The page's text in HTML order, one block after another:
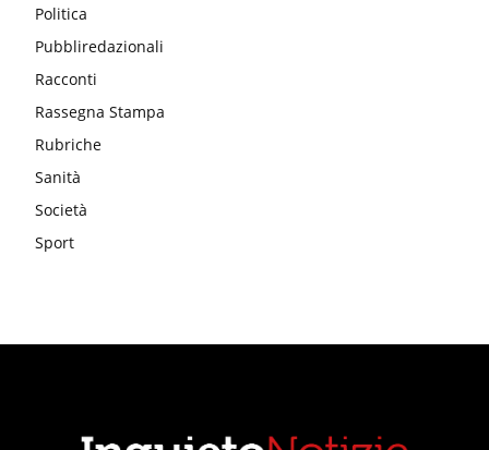
Politica
Pubbliredazionali
Racconti
Rassegna Stampa
Rubriche
Sanità
Società
Sport